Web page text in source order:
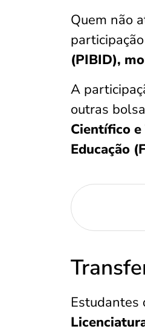
Quem não
(PIBID),
A
outras
Científico
Educação
Estudantes